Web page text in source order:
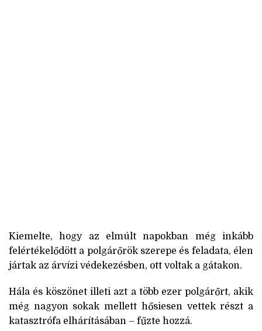
Kiemelte, hogy az elmúlt napokban még inkább
felértékelődött a polgárőrök szerepe és feladata, élen
jártak az árvízi védekezésben, ott voltak a gátakon.
Hála és köszönet illeti azt a több ezer polgárőrt, akik
még nagyon sokak mellett hősiesen vettek részt a
katasztrófa elhárításában – fűzte hozzá.